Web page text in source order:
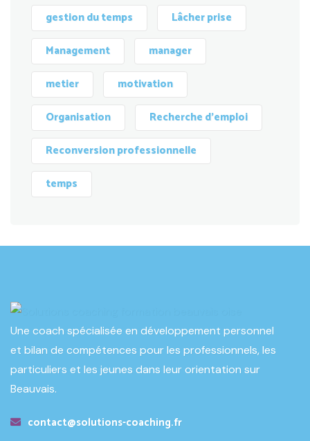
gestion du temps
Lâcher prise
Management
manager
metier
motivation
Organisation
Recherche d'emploi
Reconversion professionnelle
temps
Une coach spécialisée en développement personnel
et bilan de compétences pour les professionnels, les
particuliers et les jeunes dans leur orientation sur
Beauvais.
contact@solutions-coaching.fr